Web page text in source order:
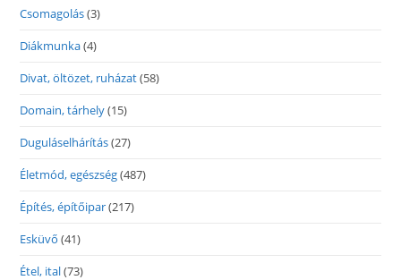
Csomagolás(3)
Diákmunka(4)
Divat, öltözet, ruházat(58)
Domain, tárhely(15)
Duguláselhárítás(27)
Életmód, egészség(487)
Építés, építőipar(217)
Esküvő (41)
Étel, ital(73)